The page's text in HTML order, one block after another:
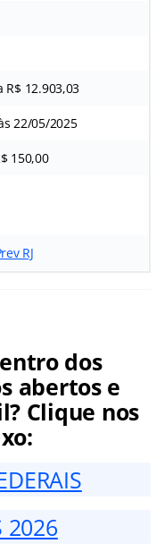
R$ 12.903,03
22/05/2025
150,00
RJ
dos
abertos e
Clique nos
2026